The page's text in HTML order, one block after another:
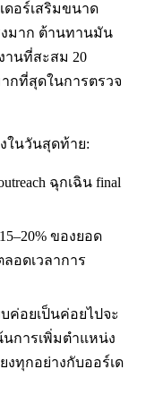
ดอร์เสริมขนาด
งมาก ต้านทานมัน
านที่สะสม 20
กที่สุดในการตรวจ
ในวันสุดท้าย:
ฉุกเฉิน final
ของยอด
อดเวลาการ
ค่อยเป็นค่อยไปจะ
การเพิ่มตำแหน่ง
ทุกอย่างกับออร์เด